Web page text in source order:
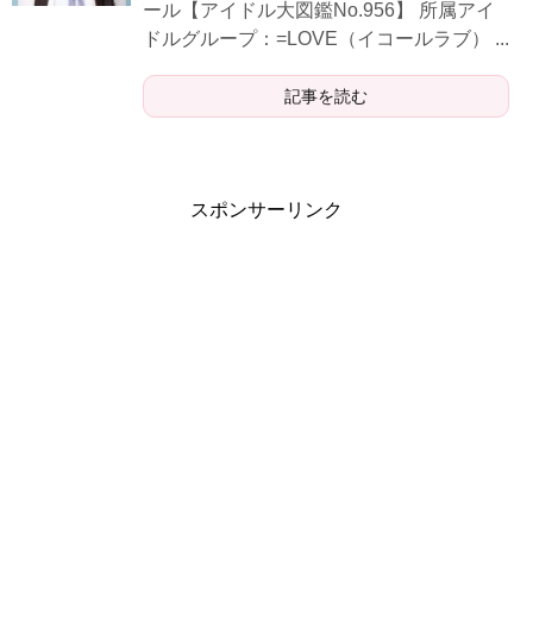
ール【アイドル大図鑑No.956】 所属アイ
ドルグループ：=LOVE（イコールラブ） ...
記事を読む
スポンサーリンク